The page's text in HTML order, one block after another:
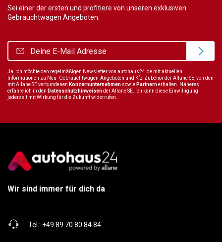
Sei einer der ersten und profitiere von unseren exklusiven
Gebrauchtwagen Angeboten.
Ja, ich möchte den regelmäßigen Newsletter von autohaus24.de mit aktuellen
Informationen zu Neu- Gebrauchtwagen-Angeboten und Kfz-Zubehör der Allane SE, von den
mit Allane SE verbundenen Konzernunternehmen sowie Partnernerhalten. Näheres
erfahre ich in den Datenschutzhinweisender Allane SE. Ich kann diese Einwilligung
jederzeit mit Wirkung für die Zukunft widerrufen.
Wir sind immer für dich da
Tel.: +49 89 70 80 84 84